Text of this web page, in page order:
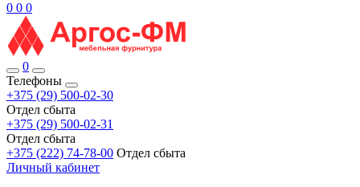
0 0 0
0
Телефоны
+375 (29) 500-02-30
Отдел сбыта
+375 (29) 500-02-31
Отдел сбыта
+375 (222) 74-78-00 Отдел сбыта
Личный кабинет